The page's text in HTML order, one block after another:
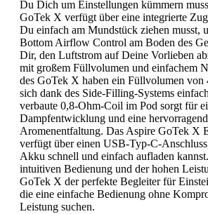
Du Dich um Einstellungen kümmern
GoTek X verfügt über eine integrierte
Du einfach am Mundstück ziehen musst,
Bottom Airflow Control am Boden des
Dir, den Luftstrom auf Deine Vorlieben
mit großem Füllvolumen und einfachem
des GoTek X haben ein Füllvolumen von
sich dank des Side-Filling-Systems
verbaute 0,8-Ohm-Coil im Pod sorgt für
Dampfentwicklung und eine
Aromenentfaltung. Das Aspire GoTek X
verfügt über einen USB-Typ-C-
Akku schnell und einfach aufladen
intuitiven Bedienung und der hohen
GoTek X der perfekte Begleiter für
die eine einfache Bedienung ohne
Leistung suchen.